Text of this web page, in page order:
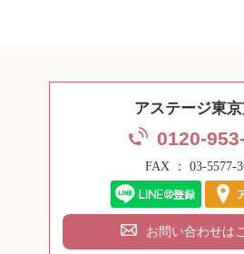
アステージ東
0120-
FAX ： 03-5577-
お問い合わせは